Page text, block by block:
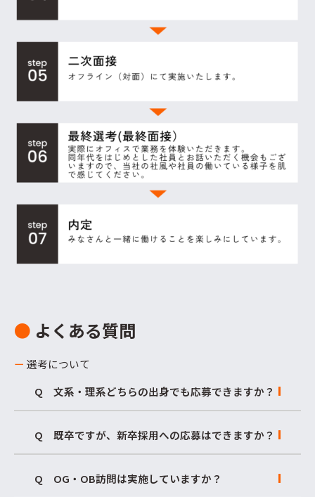
● よくある質問
ー 選考について
Q 文系・理系どちらの出身でも応募できますか？
Q 既卒ですが、新卒採用への応募はできますか？
Q OG・OB訪問は実施していますか？